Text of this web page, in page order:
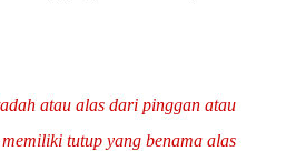
atau alas dari pinggan atau
tutup yang benama alas